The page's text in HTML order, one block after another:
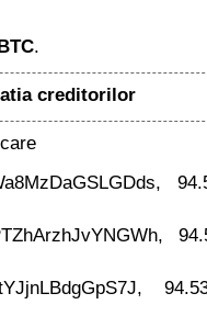
.
creditorilor